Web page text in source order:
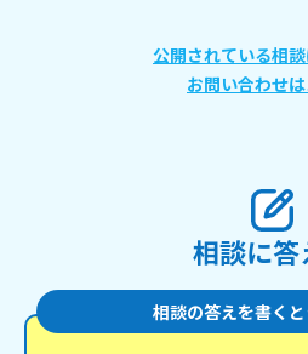
公開されている相
お問い合わせ
相談に答
相談の答えを書く